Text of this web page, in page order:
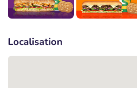
Localisation